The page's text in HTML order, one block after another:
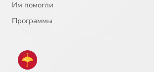
Им помогли
Программы